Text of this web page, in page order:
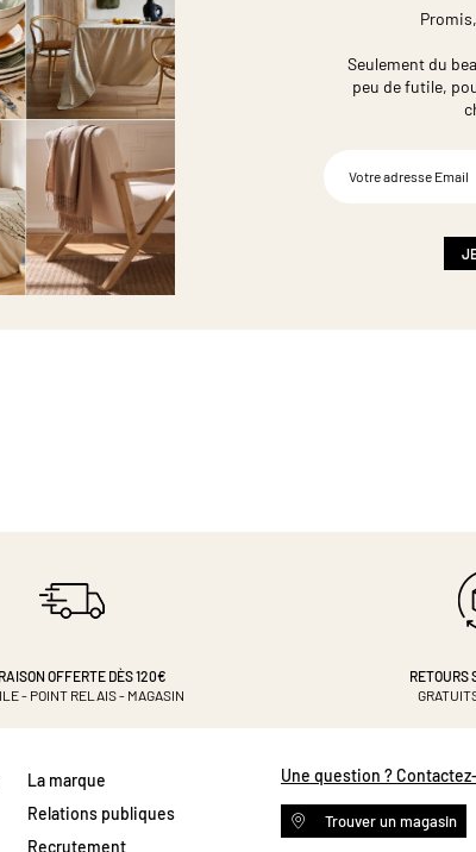
Seulement du
peu de futile,
OFFERTE DÈS 120€
- POINT RELAIS - MAGASIN
RETOURS
Une question ?
Trouver un magasin
La marque
Relations publiques
Recrutement